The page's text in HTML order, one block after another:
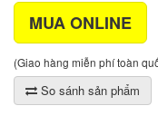
MUA ONLINE
(Giao hàng miễn phí toàn
So sánh sản phẩm